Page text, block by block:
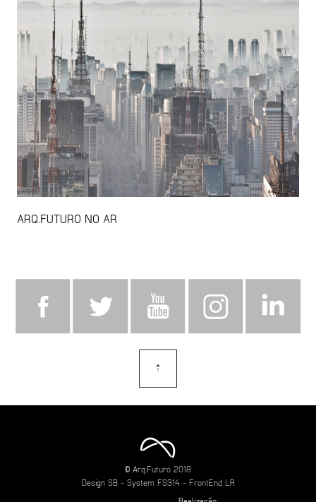
ARQ.FUTURO NO AR
⇡
© Arq.Futuro 2018
Design SB- System FS314 - FrontEnd LR